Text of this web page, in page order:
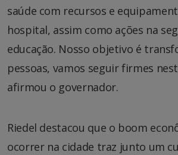
saúde com recursos e
hospital, assim como ações na
educação. Nosso objetivo é
pessoas, vamos seguir firmes
afirmou o governador.
Riedel destacou que o boom
ocorrer na cidade traz junto um